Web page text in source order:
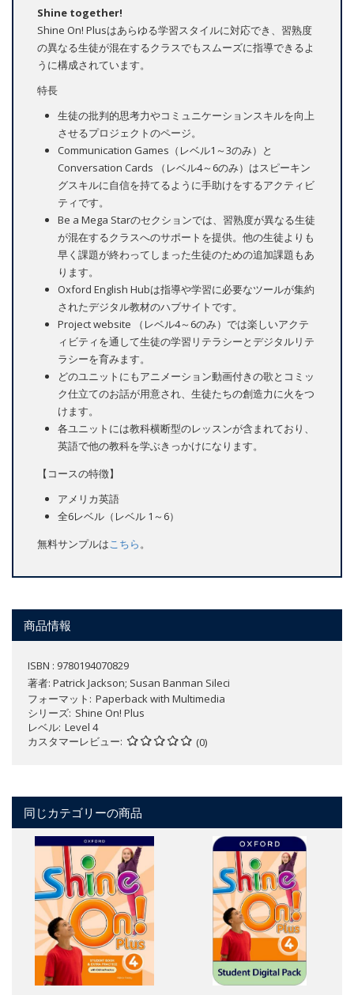
Shine together!
Shine On! Plusはあらゆる学習スタイルに対応でき、習熟度
の異なる生徒が混在するクラスでもスムーズに指導できるよ
うに構成されています。
特長
生徒の批判的思考力やコミュニケーションスキルを向上
させるプロジェクトのページ。
Communication Games（レベル1～3のみ）と
Conversation Cards （レベル4～6のみ）はスピーキン
グスキルに自信を持てるように手助けをするアクティビ
ティです。
Be a Mega Starのセクションでは、習熟度が異なる生徒
が混在するクラスへのサポートを提供。他の生徒よりも
早く課題が終わってしまった生徒のための追加課題もあ
ります。
Oxford English Hubは指導や学習に必要なツールが集約
されたデジタル教材のハブサイトです。
Project website （レベル4～6のみ）では楽しいアクテ
ィビティを通して生徒の学習リテラシーとデジタルリテ
ラシーを育みます。
どのユニットにもアニメーション動画付きの歌とコミッ
ク仕立てのお話が用意され、生徒たちの創造力に火をつ
けます。
各ユニットには教科横断型のレッスンが含まれており、
英語で他の教科を学ぶきっかけになります。
【コースの特徴】
アメリカ英語
全6レベル（レベル 1～6）
無料サンプルはこちら。
商品情報
ISBN : 9780194070829
著者: Patrick Jackson; Susan Banman Sileci
フォーマット
Paperback with Multimedia
シリーズ Shine On! Plus
レベル Level 4
カスタマーレビュー
(0)
同じカテゴリーの商品